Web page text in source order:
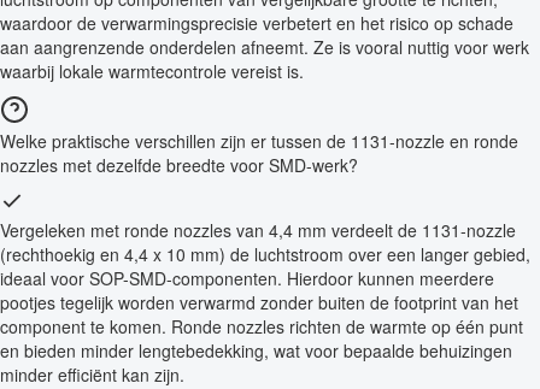
waardoor de verwarmingsprecisie verbetert en het risico op schade
aan aangrenzende onderdelen afneemt. Ze is vooral nuttig voor werk
waarbij lokale warmtecontrole vereist is.
Welke praktische verschillen zijn er tussen de 1131-nozzle en ronde
nozzles met dezelfde breedte voor SMD-werk?
Vergeleken met ronde nozzles van 4,4 mm verdeelt de 1131-nozzle
(rechthoekig en 4,4 x 10 mm) de luchtstroom over een langer gebied,
ideaal voor SOP-SMD-componenten. Hierdoor kunnen meerdere
pootjes tegelijk worden verwarmd zonder buiten de footprint van het
component te komen. Ronde nozzles richten de warmte op één punt
en bieden minder lengtebedekking, wat voor bepaalde behuizingen
minder efficiënt kan zijn.